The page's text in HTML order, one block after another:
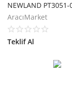
AracıMarket
Teklif Al